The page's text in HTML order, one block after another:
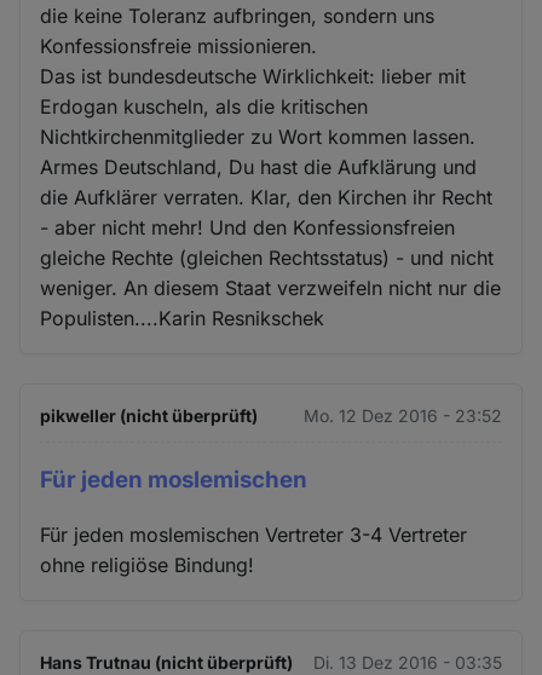
die keine Toleranz aufbringen, sondern uns
Konfessionsfreie missionieren.
Das ist bundesdeutsche Wirklichkeit: lieber mit
Erdogan kuscheln, als die kritischen
Nichtkirchenmitglieder zu Wort kommen lassen.
Armes Deutschland, Du hast die Aufklärung und
die Aufklärer verraten. Klar, den Kirchen ihr Recht
- aber nicht mehr! Und den Konfessionsfreien
gleiche Rechte (gleichen Rechtsstatus) - und nicht
weniger. An diesem Staat verzweifeln nicht nur die
Populisten....Karin Resnikschek
pikweller (nicht überprüft) Mo. 12 Dez 2016 - 23:52
Für jeden moslemischen
Für jeden moslemischen Vertreter 3-4 Vertreter
ohne religiöse Bindung!
Hans Trutnau (nicht überprüft) Di. 13 Dez 2016 - 03:35